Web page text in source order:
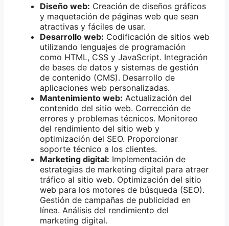
Diseño web: Creación de diseños gráficos
y maquetación de páginas web que sean
atractivas y fáciles de usar.
Desarrollo web: Codificación de sitios web
utilizando lenguajes de programación
como HTML, CSS y JavaScript. Integración
de bases de datos y sistemas de gestión
de contenido (CMS). Desarrollo de
aplicaciones web personalizadas.
Mantenimiento web: Actualización del
contenido del sitio web. Corrección de
errores y problemas técnicos. Monitoreo
del rendimiento del sitio web y
optimización del SEO. Proporcionar
soporte técnico a los clientes.
Marketing digital: Implementación de
estrategias de marketing digital para atraer
tráfico al sitio web. Optimización del sitio
web para los motores de búsqueda (SEO).
Gestión de campañas de publicidad en
línea. Análisis del rendimiento del
marketing digital.